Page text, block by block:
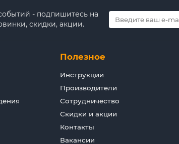
- подпишитесь на
скидки, акции.
Полезное
Инструкции
Производители
Сотрудничество
Скидки и акции
Контакты
Вакансии